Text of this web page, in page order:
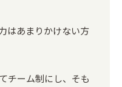
はあまりかけない方
チーム制にし、そも